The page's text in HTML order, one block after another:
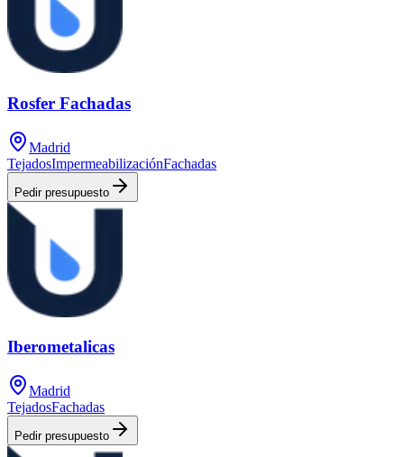
Rosfer Fachadas
Madrid
TejadosImpermeabilizaciónFachadas
Pedir presupuesto
Iberometalicas
Madrid
TejadosFachadas
Pedir presupuesto